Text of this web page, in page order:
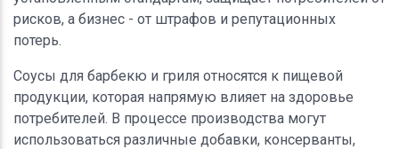
рисков, а бизнес - от штрафов и репутационных
потерь.
Соусы для барбекю и гриля относятся к пищевой
продукции, которая напрямую влияет на здоровье
потребителей. В процессе производства могут
использоваться различные добавки, консерванты,